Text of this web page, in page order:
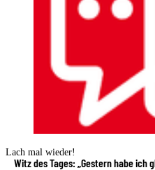
Lach mal wieder!
Witz des Tages: „Gestern habe